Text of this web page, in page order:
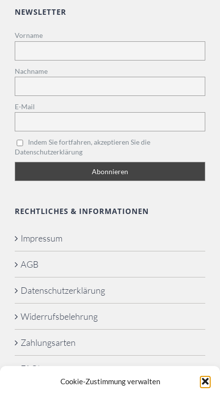
Cookie-Zustimmung verwalten
NEWSLETTER
Vorname
Nachname
E-Mail
Indem Sie fortfahren, akzeptieren Sie die
Datenschutzerklärung
RECHTLICHES & INFORMATIONEN
Impressum
AGB
Datenschutzerklärung
Widerrufsbelehrung
Zahlungsarten
FAQ’s